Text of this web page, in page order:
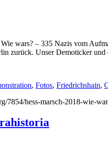
wars? – 335 Nazis vom
zurück. Unser Demoticker
, Fotos, Friedrichshain,
7854/hess-marsch-2018-wie-